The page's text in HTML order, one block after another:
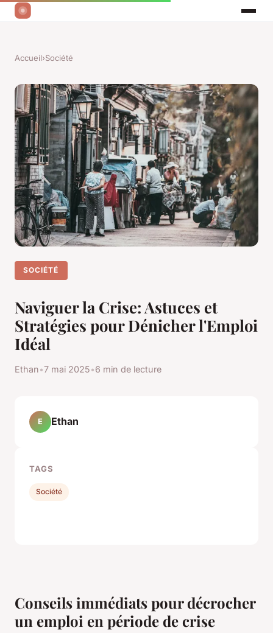
Accueil›Société
SOCIÉTÉ
Naviguer la Crise: Astuces et
Stratégies pour Dénicher l'Emploi
Idéal
Ethan•7 mai 2025•6 min de lecture
Conseils immédiats pour décrocher
un emploi en période de crise
E Ethan
TAGS
Société